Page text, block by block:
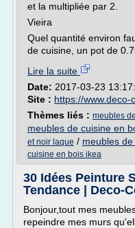
et la multipliée par 2.
Vieira
Quel quantité environ
de cuisine, un pot de
Lire la suite
Date: 2017-03-23
Site : https://www.deco-
Thèmes liés : meubles
meubles de cuisine en
et noir laque / meubles
cuisine en bois ikea
30 Idées Peinture
Tendance | Deco-
Bonjour,tout mes
repeindre mes murs